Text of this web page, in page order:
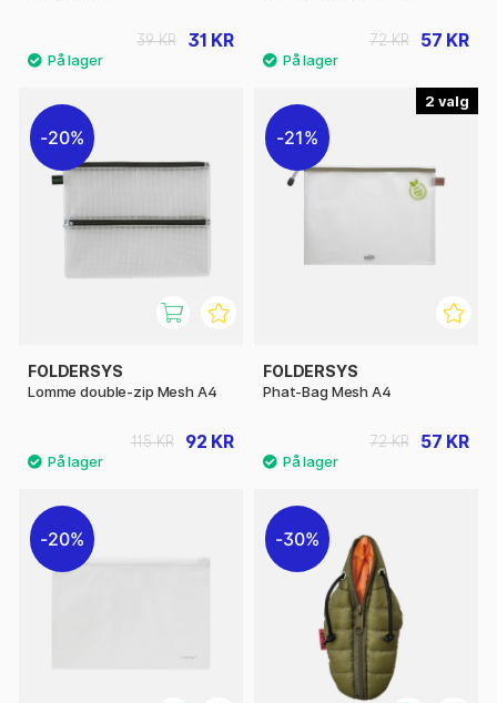
31 KR
39 KR 57 KR
72 KR
20%
FOLDERSYS
Lomme double-zip Mesh A4
92 KR
115 KR
2
21%
FOLDERSYS
Phat-Bag Mesh A4
57 KR
72 KR
20% 30%